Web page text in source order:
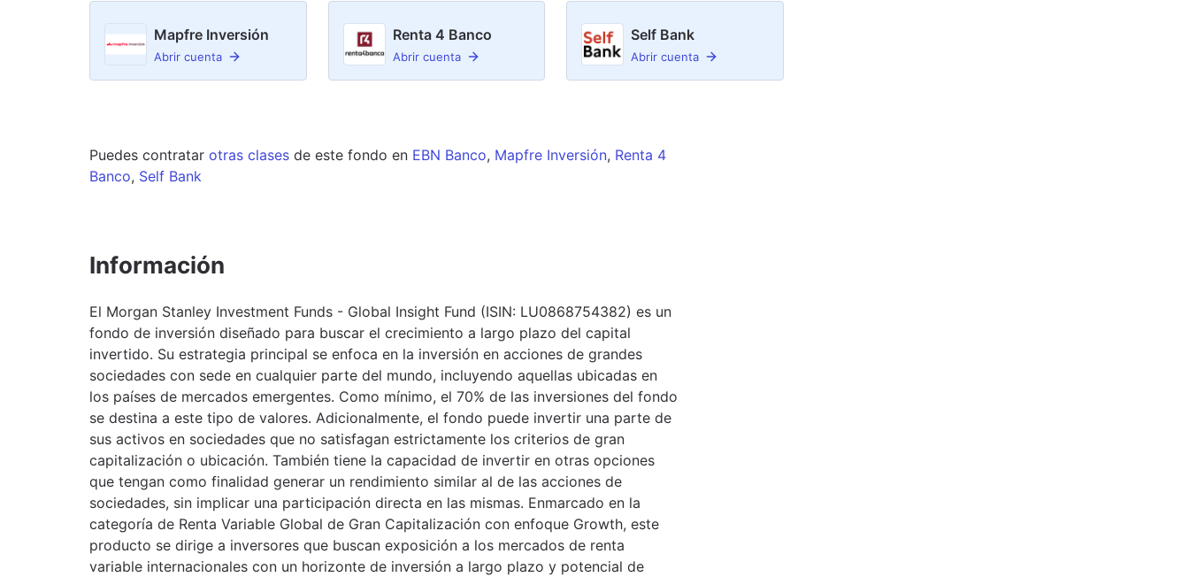
Mapfre Inversión
Abrir cuenta
Renta 4 Banco
Abrir cuenta
Self Bank
Abrir cuenta
Puedes contratar otras clases de este fondo en EBN Banco, Mapfre Inversión, Renta 4
Banco, Self Bank
Información
El Morgan Stanley Investment Funds - Global Insight Fund (ISIN: LU0868754382) es un
fondo de inversión diseñado para buscar el crecimiento a largo plazo del capital
invertido. Su estrategia principal se enfoca en la inversión en acciones de grandes
sociedades con sede en cualquier parte del mundo, incluyendo aquellas ubicadas en
los países de mercados emergentes. Como mínimo, el 70% de las inversiones del fondo
se destina a este tipo de valores. Adicionalmente, el fondo puede invertir una parte de
sus activos en sociedades que no satisfagan estrictamente los criterios de gran
capitalización o ubicación. También tiene la capacidad de invertir en otras opciones
que tengan como finalidad generar un rendimiento similar al de las acciones de
sociedades, sin implicar una participación directa en las mismas. Enmarcado en la
categoría de Renta Variable Global de Gran Capitalización con enfoque Growth, este
producto se dirige a inversores que buscan exposición a los mercados de renta
variable internacionales con un horizonte de inversión a largo plazo y potencial de